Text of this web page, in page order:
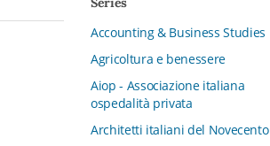
Accounting & Business Studies
Agricoltura e benessere
Aiop - Associazione italiana
ospedalità privata
Architetti italiani del Novecento